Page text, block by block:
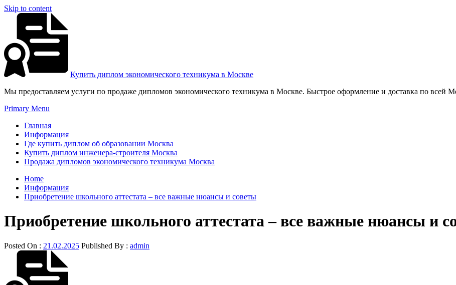
Skip to content
Купить диплом экономического техникума в Москве
Мы предоставляем услуги по продаже дипломов экономического техникума в Москве. Быстрое оформление и доставка по всей
Primary Menu
Главная
Информация
Где купить диплом об образовании Москва
Купить диплом инженера-строителя Москва
Продажа дипломов экономического техникума Москва
Home
Информация
Приобретение школьного аттестата – все важные нюансы и советы
Приобретение школьного аттестата – все важные нюансы и
Posted On : 21.02.2025 Published By : admin